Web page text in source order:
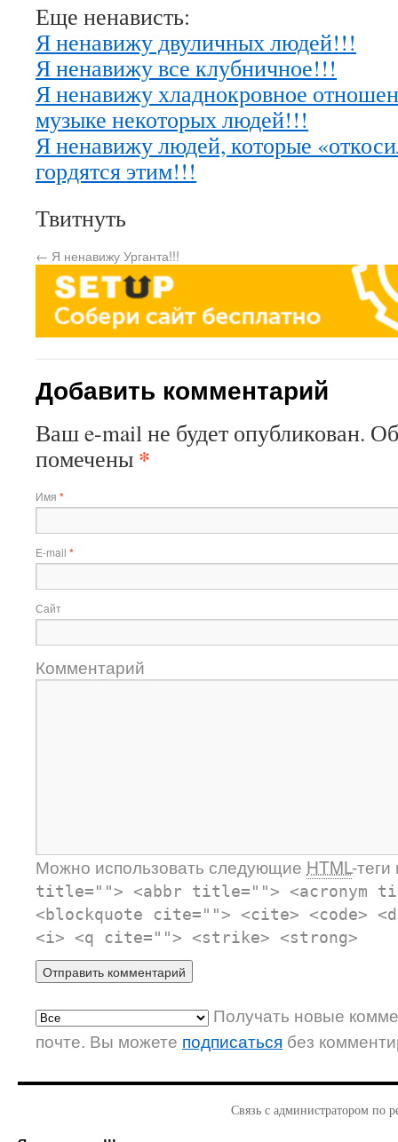
Еще ненависть:
Я ненавижу двуличных людей!!!
Я ненавижу все клубничное!!!
Я ненавижу хладнокровное
музыке некоторых людей!!!
Я ненавижу людей, которые
гордятся этим!!!
Твитнуть
← Я ненавижу Урганта!!!
Добавить комментарий
Ваш e-mail не будет опубликован.
помечены *
Имя *
E-mail *
Сайт
Комментарий
Можно использовать следующие HTML-
title=""> <abbr title=""> <acronym
<blockquote cite=""> <cite> <code>
<i> <q cite=""> <strike> <strong>
Получать новые
почте. Вы можете подписаться без
Связь с администратором по